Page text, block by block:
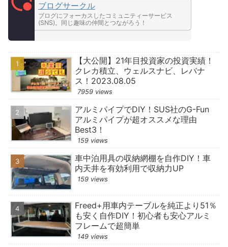
ブログサークル
ブログにフォーカスしたコミュニティーサービス
(SNS)。同じ趣味の仲間とつながろう！
【大公開】21年目投資家の投資実績！
クレカ積立、ウェルスナビ、レバナ
ス！2023.08.05
7959 views
アルミパイプでDIY！SUS社のG-Fun
アルミパイプが超オススメな理由
Best3！
159 views
車中泊用具の収納網棚を自作DIY！車
内天井を有効利用で収納力UP
159 views
Freed+用車内テーブルを純正より51％
も安く自作DIY！初心者も安心アルミ
フレームで超簡単
149 views